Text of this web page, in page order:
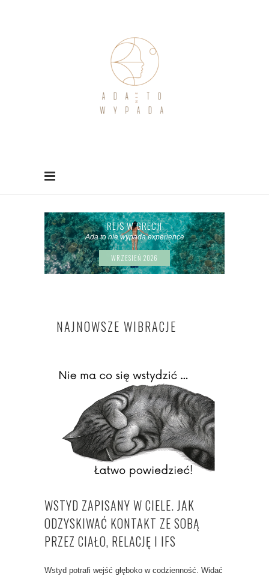
REJS W GRECJI
Ada to nie wypada experience
WRZESIEŃ 2026
NAJNOWSZE WIBRACJE
WSTYD ZAPISANY W CIELE. JAK
ODZYSKIWAĆ KONTAKT ZE SOBĄ
PRZEZ CIAŁO, RELACJĘ I IFS
Wstyd potrafi wejść głęboko w codzienność. Widać